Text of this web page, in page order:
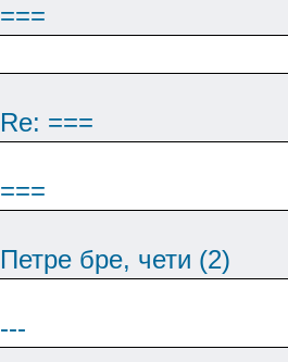
===
Re: ===
===
Петре бре, чети (2)
---